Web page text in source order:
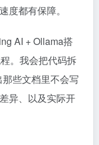
度都有保障。
AI + Ollama搭
。我会把代码拆
些文档里不会写
异、以及实际开